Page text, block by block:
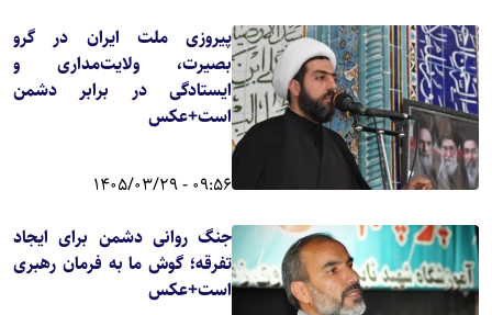
پیروزی ملت ایران در گرو
بصیرت، ولایت‌مداری و
ایستادگی در برابر دشمن
است+عکس
09:56 - 1405/03/29
جنگ روانی دشمن برای ایجاد
تفرقه؛ گوش ما به فرمان رهبری
است+عکس